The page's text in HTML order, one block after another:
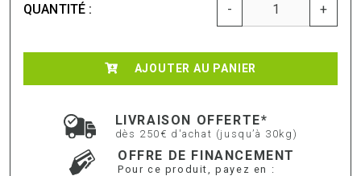
QUANTITÉ : - +
AJOUTER AU PANIER
LIVRAISON OFFERTE*
dès 250€ d'achat (jusqu’à 30kg)
OFFRE DE FINANCEMENT
Pour ce produit, payez en :